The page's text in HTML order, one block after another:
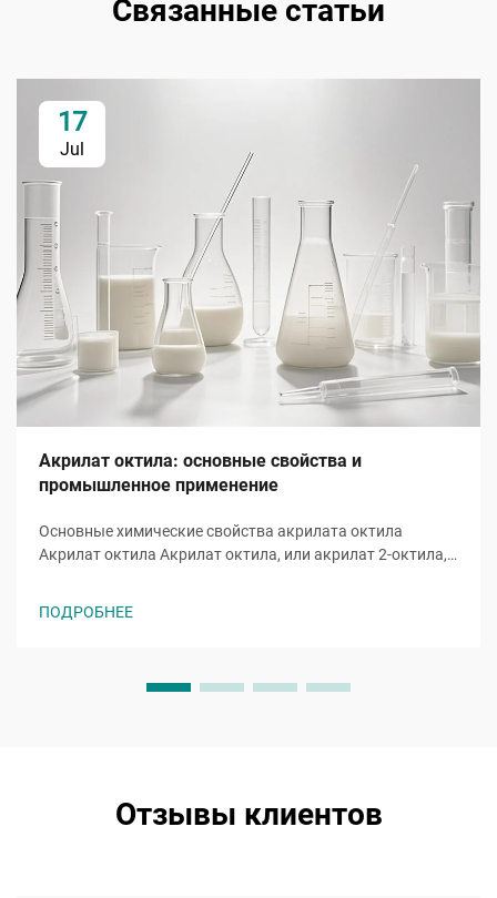
Связанные статьи
17
Jul
Акрилат октила: основные свойства и
промышленное применение
Основные химические свойства акрилата октила
Акрилат октила Акрилат октила, или акрилат 2-октила,
включает восьмиуглеродную алкильную цепь,
ПОДРОБНЕЕ
Отзывы клиентов